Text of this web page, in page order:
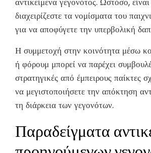
διαχειρίζεστε τα νομίσματα του
για να αποφύγετε την υπερβολική
Η συμμετοχή στην κοινότητα μέσω
ή φόρουμ μπορεί να παρέχει
στρατηγικές από έμπειρους παίκτες
να μεγιστοποιήσετε την απόκτηση
τη διάρκεια των γεγονότων.
Παραδείγματα